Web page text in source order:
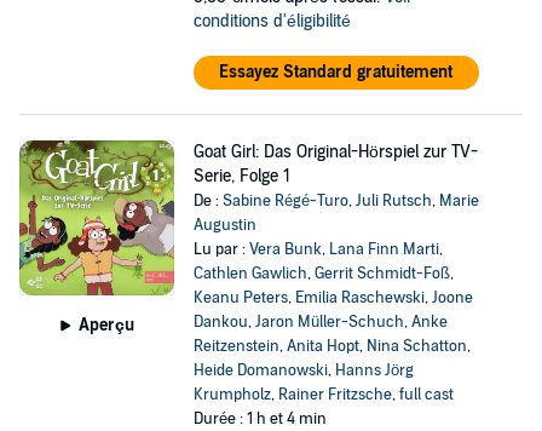
conditions d'éligibilité
Essayez Standard gratuitement
Aperçu
Goat Girl: Das Original-Hörspiel zur TV-
Serie, Folge 1
De :Sabine Régé-Turo,Juli Rutsch, Marie
Augustin
Lu par :Vera Bunk, Lana Finn Marti,
Cathlen Gawlich,Gerrit Schmidt-Foß,
Keanu Peters, Emilia Raschewski,Joone
Dankou,Jaron Müller-Schuch,Anke
Reitzenstein,Anita Hopt, Nina Schatton,
Heide Domanowski, Hanns Jörg
Krumpholz, Rainer Fritzsche,full cast
Durée : 1 h et 4 min